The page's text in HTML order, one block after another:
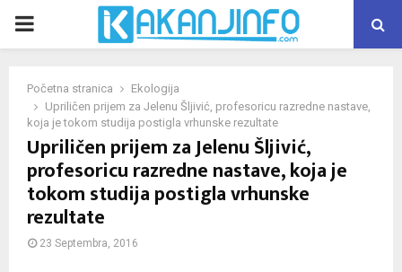
PRIMARY
Početna stranica
Ekologija
Upriličen prijem za Jelenu Šljivić, profesoricu razredne nastave,
koja je tokom studija postigla vrhunske rezultate
Upriličen prijem za Jelenu Šljivić,
profesoricu razredne nastave, koja je
tokom studija postigla vrhunske
rezultate
23 Septembra, 2016